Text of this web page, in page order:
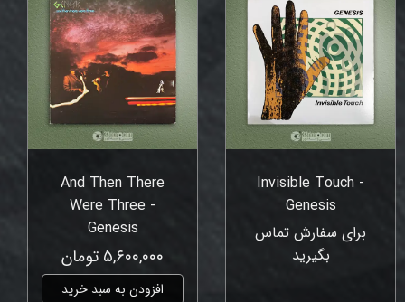
Invisible Touch -
Genesis
برای سفارش تماس
بگیرید
And Then There
Were Three -
Genesis
۵,۶۰۰,۰۰۰ تومان
افزودن به سبد خرید